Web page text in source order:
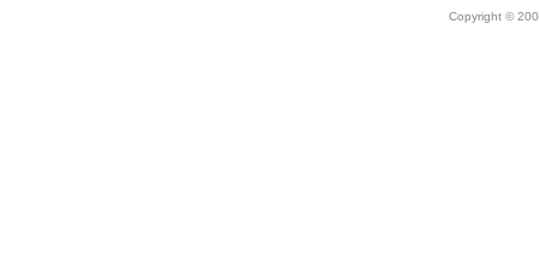
Copyright ©